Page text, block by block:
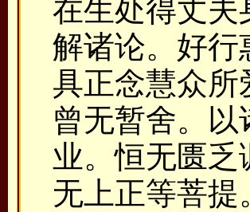
在生处得丈夫
解诸论。好行
具正念慧众
曾无暂舍。
业。恒无匮
无上正等菩